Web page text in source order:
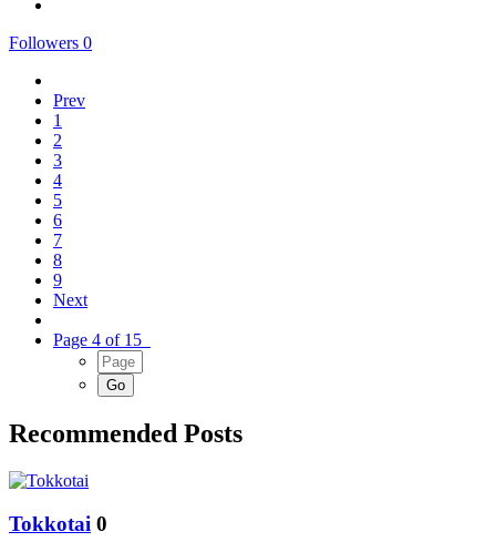
Followers 0
Prev
1
2
3
4
5
6
7
8
9
Next
Page 4 of 15
Recommended Posts
Tokkotai 0